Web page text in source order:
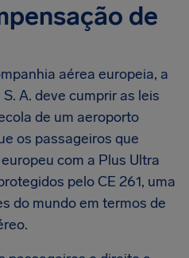
de
aérea europeia, a
A. deve cumprir as leis
de um aeroporto
os passageiros que
com a Plus Ultra
pelo CE 261, uma
do mundo em termos de